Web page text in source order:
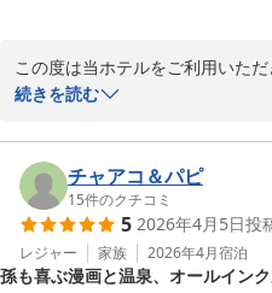
一方で、露天風呂の目隠しにつ
ただき感謝申し上げます。
当ホテル自慢の湯をより楽しん
施設の経年につきましてもご理
褒めのお言葉をいただき誠に光栄
これからも快適にお過ごしいた
す。
この度は当ホテルをご利用いた
礼申し上げます。
当ホテルの温泉をお気に召して
葉まで頂戴できましたこと、大変
建物の経年につきましてはご理
の分サービス面でご満足いただ
続きを読む
チャアコ＆パピ
15件のクチコミ
5 2026年4月5日投
レジャー 家族 2026年4月宿泊
孫も喜ぶ漫画と温泉、オールイン